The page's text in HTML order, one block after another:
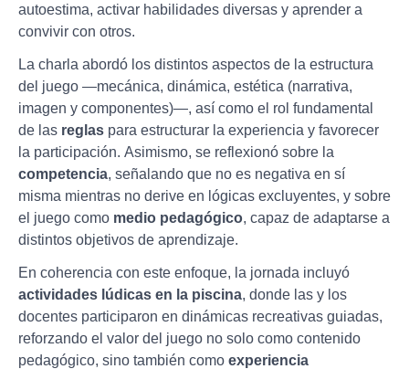
autoestima, activar habilidades diversas y aprender a
convivir con otros.
La charla abordó los distintos aspectos de la estructura
del juego —mecánica, dinámica, estética (narrativa,
imagen y componentes)—, así como el rol fundamental
de las reglas para estructurar la experiencia y favorecer
la participación. Asimismo, se reflexionó sobre la
competencia, señalando que no es negativa en sí
misma mientras no derive en lógicas excluyentes, y sobre
el juego como medio pedagógico, capaz de adaptarse a
distintos objetivos de aprendizaje.
En coherencia con este enfoque, la jornada incluyó
actividades lúdicas en la piscina, donde las y los
docentes participaron en dinámicas recreativas guiadas,
reforzando el valor del juego no solo como contenido
pedagógico, sino también como experiencia